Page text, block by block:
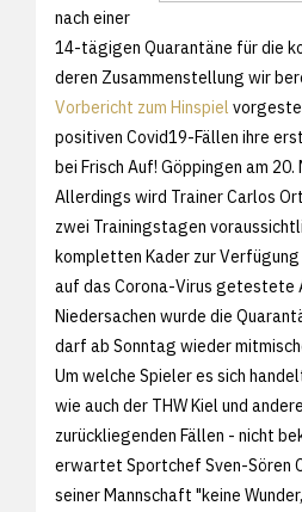
nach einer
14-tägigen Quarantäne für die
deren Zusammenstellung wir
Vorbericht zum Hinspiel
positiven Covid19-Fällen ihre
bei Frisch Auf! Göppingen am
Allerdings wird Trainer Carlos
zwei Trainingstagen
kompletten Kader zur
auf das Corona-Virus getestete
Niedersachen wurde die
darf ab Sonntag wieder
Um welche Spieler es sich
wie auch der THW Kiel und
zurückliegenden Fällen - nicht
erwartet Sportchef Sven-Sören
seiner Mannschaft "keine